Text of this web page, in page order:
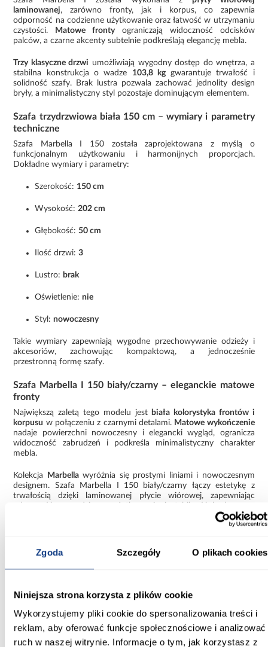
Zgoda Szczegóły O plikach cookies
Niniejsza strona korzysta z plików cookie
Wykorzystujemy pliki cookie do spersonalizowania treści i
reklam, aby oferować funkcje społecznościowe i analizować
ruch w naszej witrynie. Informacje o tym, jak korzystasz z
laminowanej, zarówno fronty, jak i korpus, co zapewnia
odporność na codzienne użytkowanie oraz łatwość w utrzymaniu
czystości.
Matowe fronty ograniczają widoczność odcisków
palców, a czarne akcenty subtelnie podkreślają elegancję mebla.
Trzy klasyczne drzwi umożliwiają wygodny dostęp do wnętrza, a
stabilna konstrukcja o wadze
103,8 kggwarantuje trwałość i
solidność szafy. Brak lustra pozwala zachować jednolity design
bryły, a minimalistyczny styl pozostaje dominującym elementem.
Szafa trzydrzwiowa biała 150 cm – wymiary i parametry
techniczne
Szafa Marbella I 150 została zaprojektowana z myślą o
funkcjonalnym użytkowaniu i harmonijnych proporcjach.
Dokładne wymiary i parametry:
Szerokość: 150 cm
Wysokość:202 cm
Głębokość:50 cm
Ilość drzwi:3
Lustro: brak
Oświetlenie:nie
Styl:nowoczesny
Takie wymiary zapewniają wygodne przechowywanie odzieży i
akcesoriów, zachowując kompaktową, a jednocześnie
przestronną formę szafy.
Szafa Marbella I 150 biały/czarny – eleganckie matowe
fronty
Największą zaletą tego modelu jest biała kolorystyka frontów i
korpusu w połączeniu z czarnymi detalami. Matowe wykończenie
nadaje powierzchni nowoczesny i elegancki wygląd, ogranicza
widoczność zabrudzeń i podkreśla minimalistyczny charakter
mebla.
Kolekcja Marbellawyróżnia się prostymi liniami i nowoczesnym
designem. Szafa Marbella I 150 biały/czarny łączy estetykę z
trwałością dzięki laminowanej płycie wiórowej, zapewniając
odporność na codzienne użytkowanie i stabilność bryły przez
praktyczne informacje
zapewniając stabilność i trwałość po złożeniu. To
pojemnością i funkcjonalnością.
SzafaMarbella I 150 biały/czarnyto propozycja dla osób